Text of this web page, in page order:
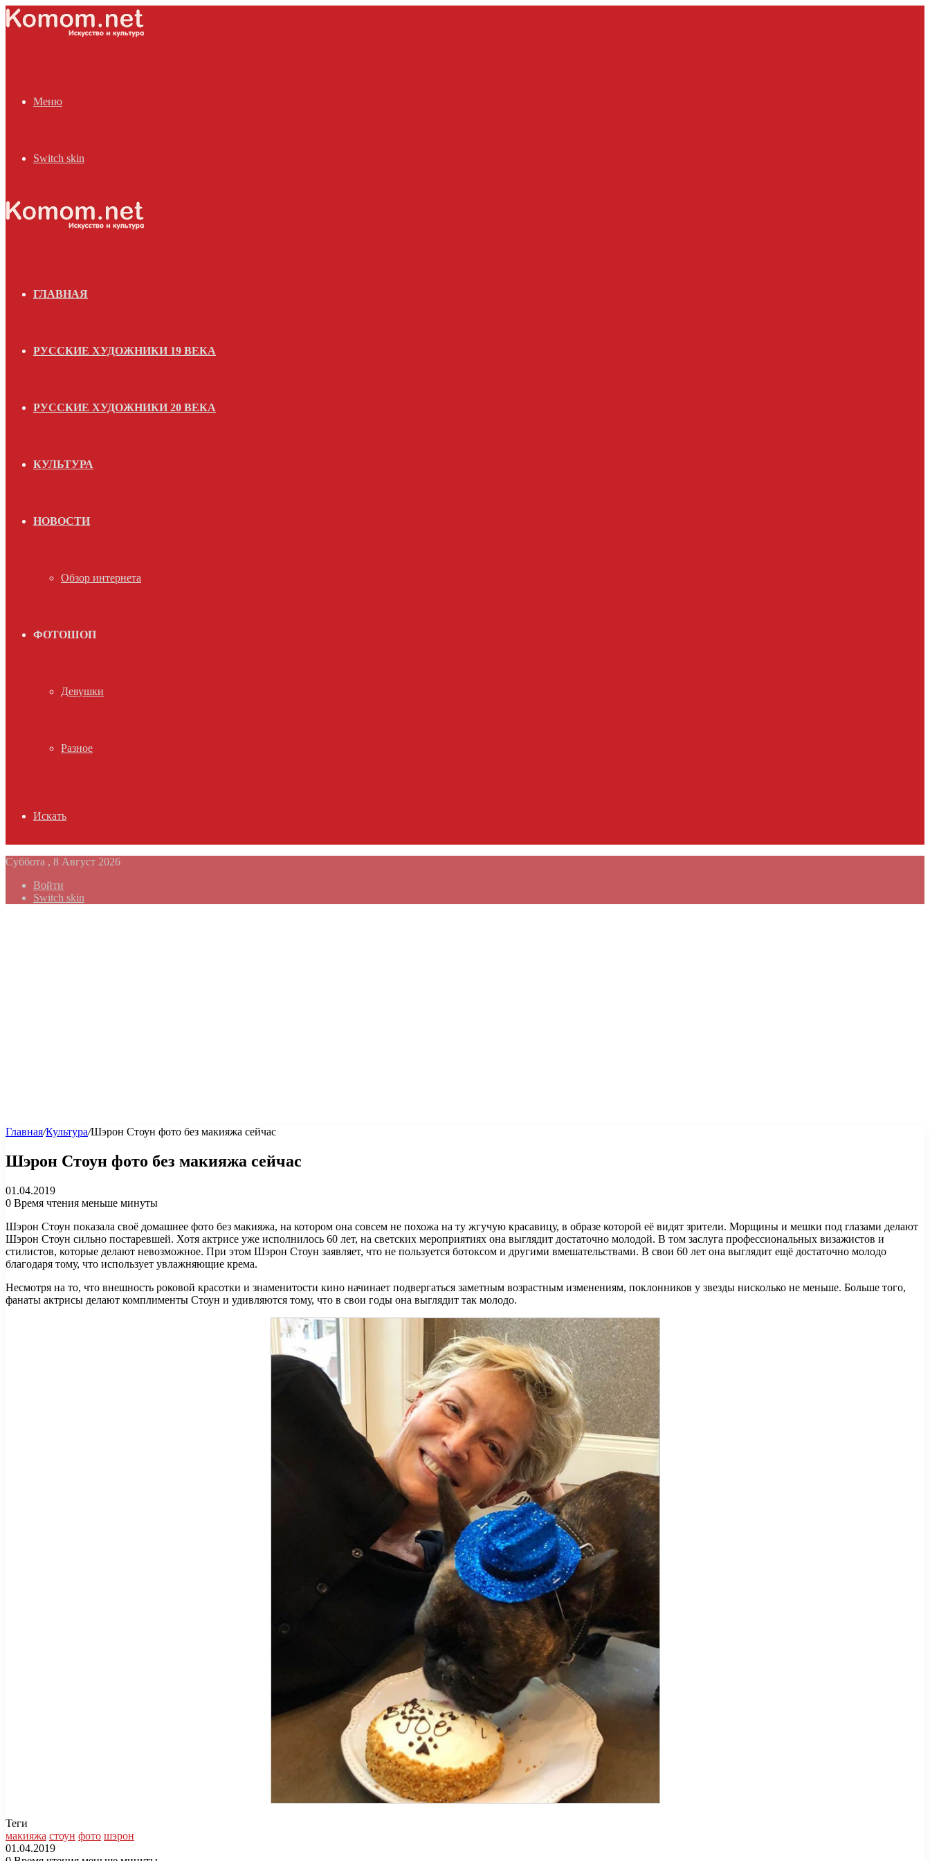
Меню
Switch skin
ГЛАВНАЯ
РУССКИЕ ХУДОЖНИКИ 19 ВЕКА
РУССКИЕ ХУДОЖНИКИ 20 ВЕКА
КУЛЬТУРА
НОВОСТИ
Обзор интернета
ФОТОШОП
Девушки
Разное
Искать
Суббота , 8 Август 2026
Войти
Switch skin
Главная/Культура/Шэрон Стоун фото без макияжа сейчас
Шэрон Стоун фото без макияжа сейчас
01.04.2019
0 Время чтения меньше минуты
Шэрон Стоун показала своё домашнее фото без макияжа, на котором она совсем не похожа на ту жгучую красавицу, в образе которой её видят зрители. Морщины и мешки под глазами делают
Шэрон Стоун сильно постаревшей. Хотя актрисе уже исполнилось 60 лет, на светских мероприятиях она выглядит достаточно молодой. В том заслуга профессиональных визажистов и
стилистов, которые делают невозможное. При этом Шэрон Стоун заявляет, что не пользуется ботоксом и другими вмешательствами. В свои 60 лет она выглядит ещё достаточно молодо
благодаря тому, что использует увлажняющие крема.
Несмотря на то, что внешность роковой красотки и знаменитости кино начинает подвергаться заметным возрастным изменениям, поклонников у звезды нисколько не меньше. Больше того,
фанаты актрисы делают комплименты Стоун и удивляются тому, что в свои годы она выглядит так молодо.
Теги
макияжа стоун фото шэрон
01.04.2019